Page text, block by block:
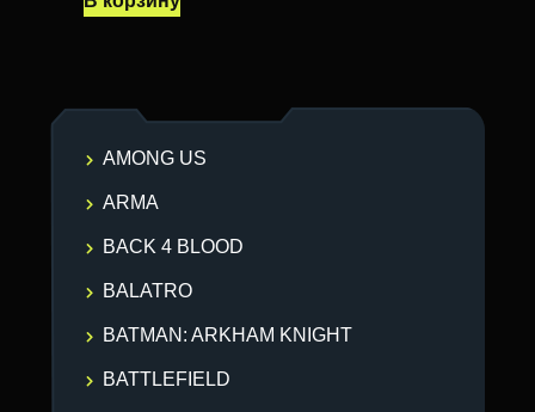
AMONG US
ARMA
BACK 4 BLOOD
BALATRO
BATMAN: ARKHAM KNIGHT
BATTLEFIELD